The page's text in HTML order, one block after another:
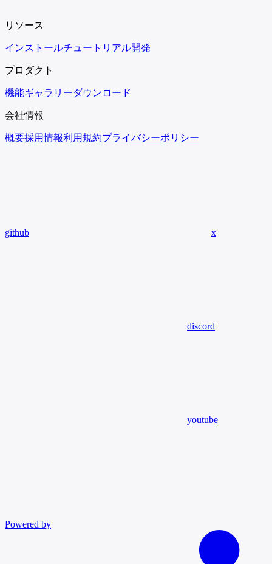
リソース
インストールチュートリアル開発
プロダクト
機能ギャラリーダウンロード
会社情報
概要採用情報利用規約プライバシーポリシー
github x
discord
youtube
Powered by